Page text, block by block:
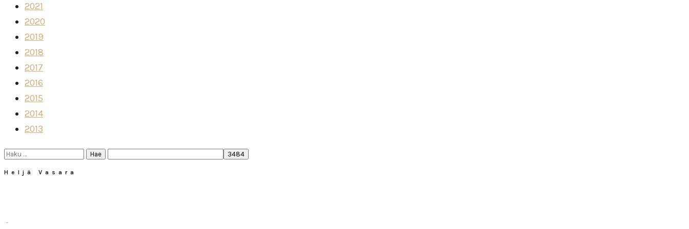
2021
2020
2019
2018
2017
2016
2015
2014
2013
Haku:
Heljä Vasara